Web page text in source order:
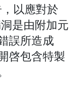
以應對於
是由附加元
誤所造成
啓包含特製